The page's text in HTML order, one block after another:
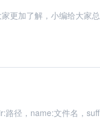
更加了解，小编给大家